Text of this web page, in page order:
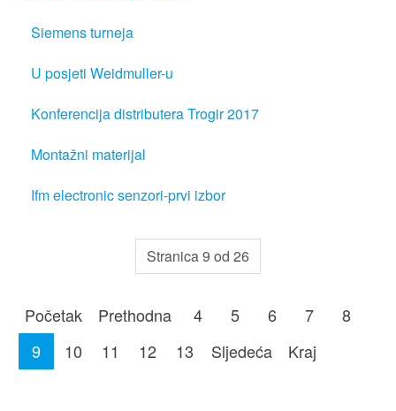
Siemens turneja
U posjeti Weidmuller-u
Konferencija distributera Trogir 2017
Montažni materijal
Ifm electronic senzori-prvi izbor
Stranica 9 od 26
Početak Prethodna 4 5 6 7
8
9
10 11 12 13 Sljedeća Kraj